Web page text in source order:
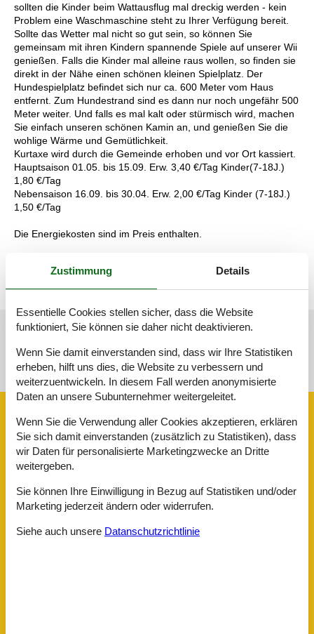
sollten die Kinder beim Wattausflug mal dreckig werden - kein
Problem eine Waschmaschine steht zu Ihrer Verfügung bereit.
Sollte das Wetter mal nicht so gut sein, so können Sie
gemeinsam mit ihren Kindern spannende Spiele auf unserer Wii
genießen. Falls die Kinder mal alleine raus wollen, so finden sie
direkt in der Nähe einen schönen kleinen Spielplatz. Der
Hundespielplatz befindet sich nur ca. 600 Meter vom Haus
entfernt. Zum Hundestrand sind es dann nur noch ungefähr 500
Meter weiter. Und falls es mal kalt oder stürmisch wird, machen
Sie einfach unseren schönen Kamin an, und genießen Sie die
wohlige Wärme und Gemütlichkeit.
Kurtaxe wird durch die Gemeinde erhoben und vor Ort kassiert.
Hauptsaison 01.05. bis 15.09. Erw. 3,40 €/Tag Kinder(7-18J.)
1,80 €/Tag
Nebensaison 16.09. bis 30.04. Erw. 2,00 €/Tag Kinder (7-18J.)
1,50 €/Tag
Die Energiekosten sind im Preis enthalten.
Sonnenstand über dem gewählten Objekt 😎
Ausstattung
Allg. Ausstattung
Heizung
Nichtraucher
Waschmaschine
Zustimmung Details
Essentielle Cookies stellen sicher, dass die Website
funktioniert, Sie können sie daher nicht deaktivieren.
Wenn Sie damit einverstanden sind, dass wir Ihre Statistiken
erheben, hilft uns dies, die Website zu verbessern und
weiterzuentwickeln. In diesem Fall werden anonymisierte
Daten an unsere Subunternehmer weitergeleitet.
Wenn Sie die Verwendung aller Cookies akzeptieren, erklären
Sie sich damit einverstanden (zusätzlich zu Statistiken), dass
wir Daten für personalisierte Marketingzwecke an Dritte
weitergeben.
Sie können Ihre Einwilligung in Bezug auf Statistiken und/oder
Marketing jederzeit ändern oder widerrufen.
Siehe auch unsere Datanschutzrichtlinie